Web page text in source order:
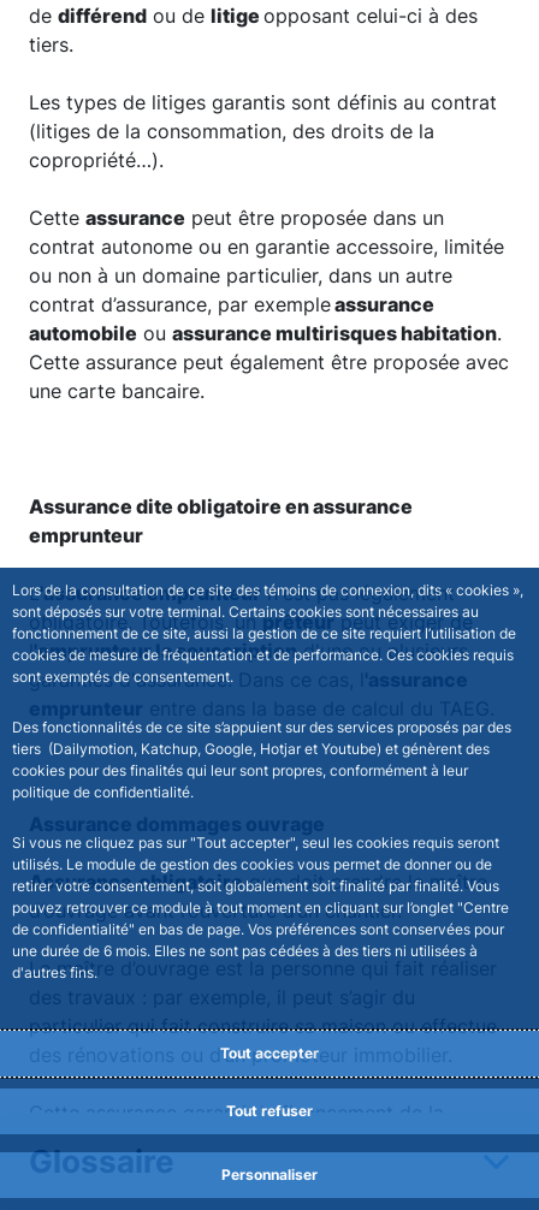
Lors de la consultation de ce site des témoins de connexion, dits « cookies »,
sont déposés sur votre terminal. Certains cookies sont nécessaires au
fonctionnement de ce site, aussi la gestion de ce site requiert l’utilisation de
cookies de mesure de fréquentation et de performance. Ces cookies requis
sont exemptés de consentement.
Des fonctionnalités de ce site s’appuient sur des services proposés par des
tiers (Dailymotion, Katchup, Google, Hotjar et Youtube) et génèrent des
cookies pour des finalités qui leur sont propres, conformément à leur
politique de confidentialité.
Si vous ne cliquez pas sur "Tout accepter", seul les cookies requis seront
utilisés. Le module de gestion des cookies vous permet de donner ou de
retirer votre consentement, soit globalement soit finalité par finalité. Vous
pouvez retrouver ce module à tout moment en cliquant sur l’onglet "Centre
de confidentialité" en bas de page. Vos préférences sont conservées pour
une durée de 6 mois. Elles ne sont pas cédées à des tiers ni utilisées à
d'autres fins.
Tout accepter
Tout refuser
Personnaliser
Glossaire
de différend ou de litige opposant celui-ci à des
tiers.
Les types de litiges garantis sont définis au contrat
(litiges de la consommation, des droits de la
copropriété…).
Cette assurance peut être proposée dans un
contrat autonome ou en garantie accessoire, limitée
ou non à un domaine particulier, dans un autre
contrat d’assurance, par exempleassurance
automobile ou assurance multirisques habitation.
Cette assurance peut également être proposée avec
une carte bancaire.
Assurance dite obligatoire en assurance
emprunteur
L'assurance emprunteurn'est pas légalement
obligatoire. Toutefois, unprêteurpeut exiger de
l'emprunteur la souscriptiond'une ou plusieurs
garanties d'assurance. Dans ce cas, l
Assurance obligatoireque doit prendre le maître
d’ouvrage avant l’ouverture d’un chantier.
Le maître d’ouvrage est la personne qui fait réaliser
particulier qui fait construire sa maison ou effectue
des rénovations ou d’un promoteur immobilier.
Cette assurance garantit le financement de la
réparation desdommages, en dehors de toute
recherche de responsabilité, qui mettent en péril la
solidité de l’immeuble ou le rendent impropre à sa